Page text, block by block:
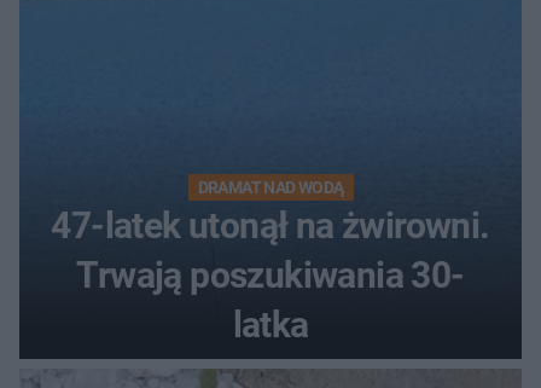
DRAMAT NAD WODĄ
47-latek utonął na żwirowni.
Trwają poszukiwania 30-
latka